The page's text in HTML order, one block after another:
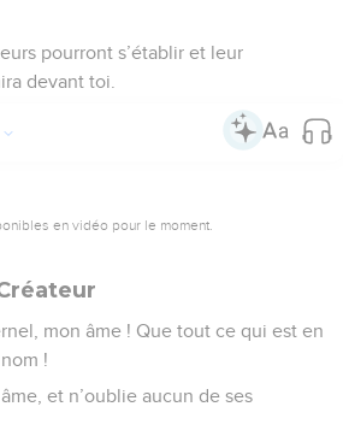
pourront s’établir et leur
devant toi.
en vidéo pour le moment.
mon âme ! Que tout ce qui est en
!
et n’oublie aucun de ses